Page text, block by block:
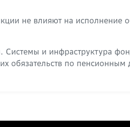
не влияют на исполнение
Системы и инфраструктура
обязательств по